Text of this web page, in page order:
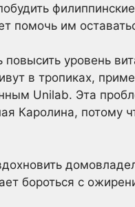
помочь им
уровень
в тропиках,
Unilab. Эта
Каролина, потому
бороться с